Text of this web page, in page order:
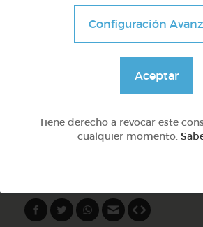
2º Primaria (7-8
Lo más sano en la cocina y 2
@Webparaelespanol
Configuración
Aceptar
Tiene derecho a revocar este
cualquier momento.